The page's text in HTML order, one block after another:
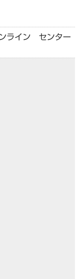
ライン センター